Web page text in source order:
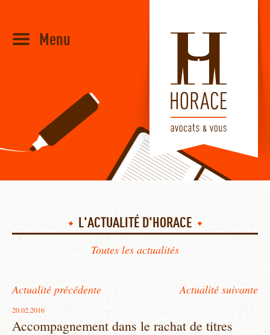
Menu
L'ACTUALITÉ D'HORACE
Toutes les actualités
Actualité précédente Actualité suivante
20.02.2016
Accompagnement dans le rachat de titres